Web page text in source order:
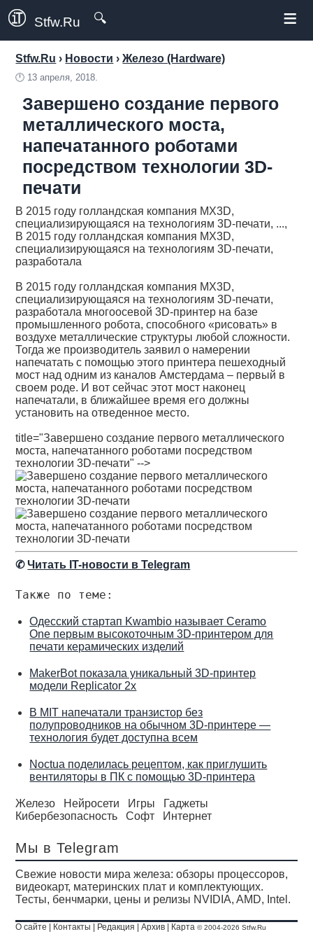
Stfw.Ru 🔍 ≡
Stfw.Ru › Новости ›Железо (Hardware)
🕛 13 апреля, 2018.
Завершено создание первого
металлического моста,
напечатанного роботами
посредством технологии 3D-
печати
В 2015 году голландская компания MX3D,
специализирующаяся на технологиям 3D-печати, ...,
В 2015 году голландская компания MX3D,
специализирующаяся на технологиям 3D-печати,
разработала
В 2015 году голландская компания MX3D,
специализирующаяся на технологиям 3D-печати,
разработала многоосевой 3D-принтер на базе
промышленного робота, способного «рисовать» в
воздухе металлические структуры любой сложности.
Тогда же производитель заявил о намерении
напечатать с помощью этого принтера пешеходный
мост над одним из каналов Амстердама – первый в
своем роде. И вот сейчас этот мост наконец
напечатали, в ближайшее время его должны
установить на отведенное место.
title="Завершено создание первого металлического
моста, напечатанного роботами посредством
технологии 3D-печати" -->
✆Читать IT-новости в Telegram
Также по теме:
Одесский стартап Kwambio называет Ceramo
One первым высокоточным 3D-принтером для
печати керамических изделий
MakerBot показала уникальный 3D-принтер
модели Replicator 2x
В MIT напечатали транзистор без
полупроводников на обычном 3D-принтере —
технология будет доступна всем
Noctua поделилась рецептом, как приглушить
вентиляторы в ПК с помощью 3D-принтера
Железо Нейросети Игры
Гаджеты
Кибербезопасность
Софт Интернет
Мы в Telegram
Свежие новости мира железа: обзоры процессоров,
видеокарт, материнских плат и комплектующих.
Тесты, бенчмарки, цены и релизы NVIDIA, AMD, Intel.
О сайте Контакты Редакция |Архив Карта © 2004-2026 Stfw.Ru